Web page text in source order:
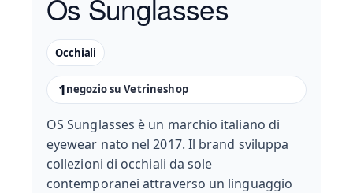
Os Sunglasses
1negozio su Vetrineshop
Occhiali
OS Sunglasses è un marchio italiano di
eyewear nato nel 2017. Il brand sviluppa
collezioni di occhiali da sole
contemporanei attraverso un linguaggio